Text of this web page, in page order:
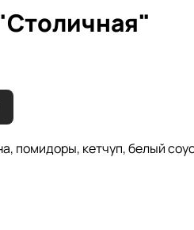
помидоры, кетчуп, белый